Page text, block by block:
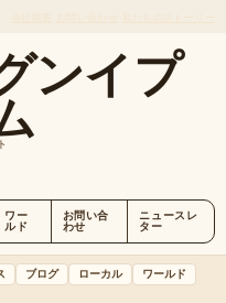
ンイプ
ワー
ルド
お問い合
わせ
ニュースレ
ター
ブログ ローカル
ワールド